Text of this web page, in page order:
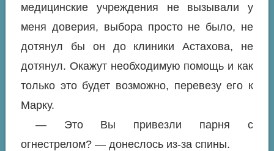
медицинские учреждения не вызывали у
меня доверия, выбора просто не было, не
дотянул бы он до клиники Астахова, не
дотянул. Окажут необходимую помощь и как
только это будет возможно, перевезу его к
Марку.
— Это Вы привезли парня с
огнестрелом? — донеслось из-за спины.